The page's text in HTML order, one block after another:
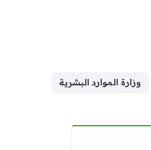
وزارة الموارد البشرية